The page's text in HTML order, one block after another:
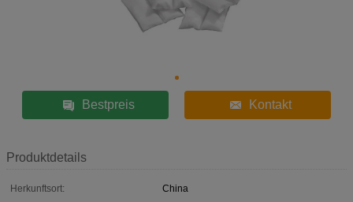
Bestpreis Kontakt
Produktdetails
Herkunftsort:
China